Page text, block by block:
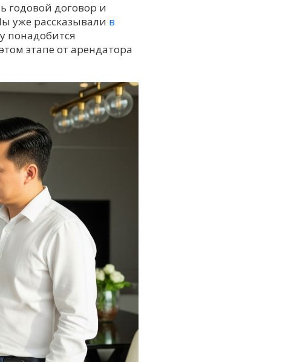
годовой договор и
уже рассказывали в
понадобится
этапе от арендатора